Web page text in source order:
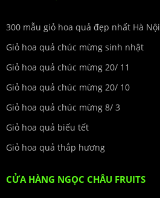
300 mẫu giỏ hoa quả đẹp nhất Hà Nội
Giỏ hoa quả chúc mừng sinh nhật
Giỏ hoa quả chúc mừng 20/ 11
Giỏ hoa quả chúc mừng 20/ 10
Giỏ hoa quả chúc mừng 8/ 3
Giỏ hoa quả biếu tết
Giỏ hoa quả thắp hương
CỬA HÀNG NGỌC CHÂU FRUITS